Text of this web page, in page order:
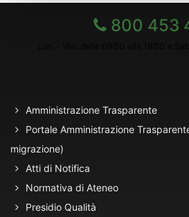
800 453
Amministrazione Trasparente
Portale Amministrazione
migrazione)
Atti di Notifica
Normativa di Ateneo
Presidio Qualità